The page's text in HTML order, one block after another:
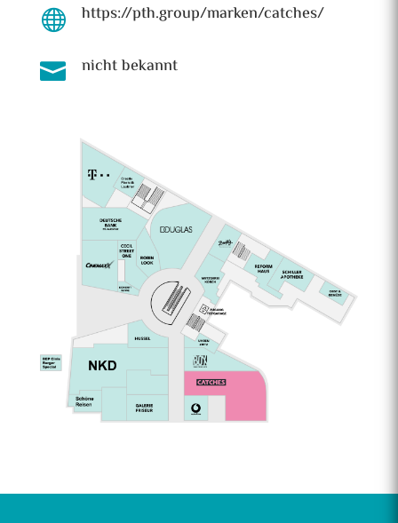
 https://pth.group/marken/catches/
 nicht bekannt